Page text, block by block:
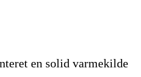
en solid varmekilde